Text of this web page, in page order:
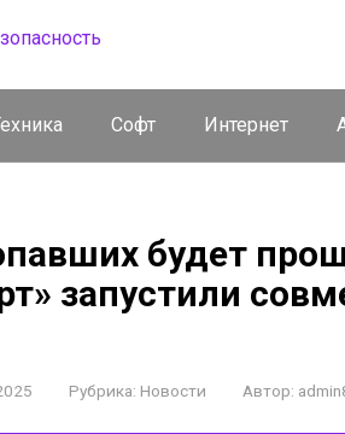
Софт Интернет
будет
запустили
Рубрика: Новости Автор: